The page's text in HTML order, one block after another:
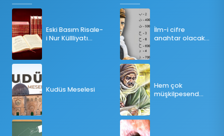
Eski Basım Risale-
i Nur Küllliyatı
Kudüs Meselesi
İlm-i cifre
anahtar olacak
Hem çok
müşkilpesend